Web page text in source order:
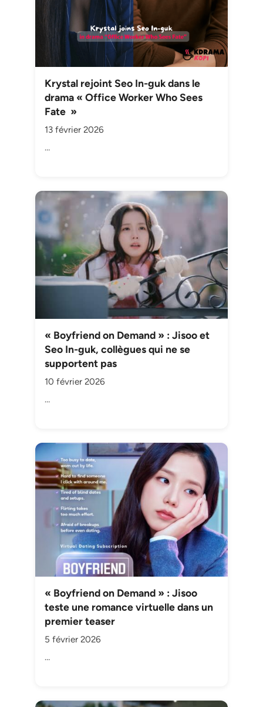
Krystal rejoint Seo In-guk dans le
drama « Office Worker Who Sees
Fate »
13 février 2026
…
« Boyfriend on Demand » : Jisoo et
Seo In-guk, collègues qui ne se
supportent pas
10 février 2026
…
« Boyfriend on Demand » : Jisoo
teste une romance virtuelle dans un
premier teaser
5 février 2026
…